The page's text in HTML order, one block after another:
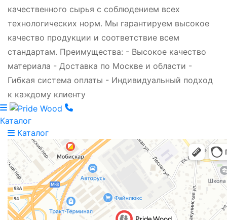
качественного сырья с соблюдением всех
технологических норм. Мы гарантируем высокое
качество продукции и соответствие всем
стандартам. Преимущества: - Высокое качество
материала - Доставка по Москве и области -
Гибкая система оплаты - Индивидуальный подход
к каждому клиенту
Каталог
Каталог